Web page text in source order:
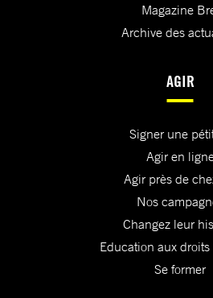
Magazine
Archive des
AGIR
Signer une
Agir en
Agir près de
Nos
Changez leur
Education aux
Se former